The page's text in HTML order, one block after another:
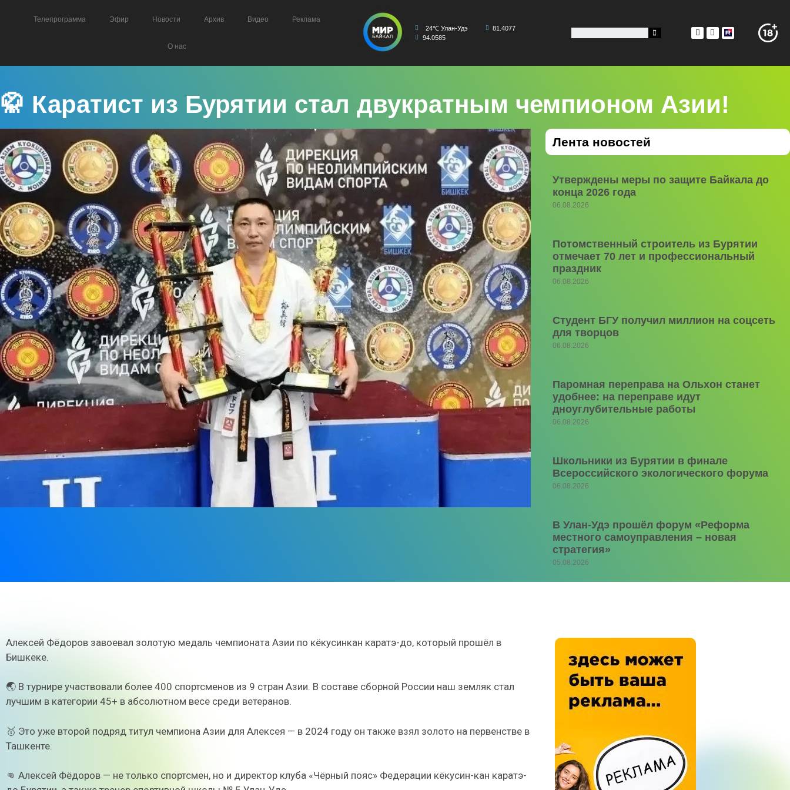
Телепрограмма Эфир Новости Архив Видео Реклама
О нас
24℃ Улан-Удэ
81.4077
94.0585
🥋 Каратист из Бурятии стал двукратным чемпионом Азии!
Лента новостей
Утверждены меры по защите Байкала до
конца 2026 года
06.08.2026
Потомственный строитель из Бурятии
отмечает 70 лет и профессиональный
праздник
06.08.2026
Студент БГУ получил миллион на соцсеть
для творцов
06.08.2026
Паромная переправа на Ольхон станет
удобнее: на переправе идут
дноуглубительные работы
06.08.2026
Школьники из Бурятии в финале
Всероссийского экологического форума
06.08.2026
В Улан-Удэ прошёл форум «Реформа
местного самоуправления – новая
стратегия»
05.08.2026
Алексей Фёдоров завоевал золотую медаль чемпионата Азии по кёкусинкан каратэ-до, который прошёл в
Бишкеке.
🌏 В турнире участвовали более 400 спортсменов из 9 стран Азии. В составе сборной России наш земляк стал
лучшим в категории 45+ в абсолютном весе среди ветеранов.
🥇 Это уже второй подряд титул чемпиона Азии для Алексея — в 2024 году он также взял золото на первенстве в
Ташкенте.
👊 Алексей Фёдоров — не только спортсмен, но и директор клуба «Чёрный пояс» Федерации кёкусин-кан каратэ-